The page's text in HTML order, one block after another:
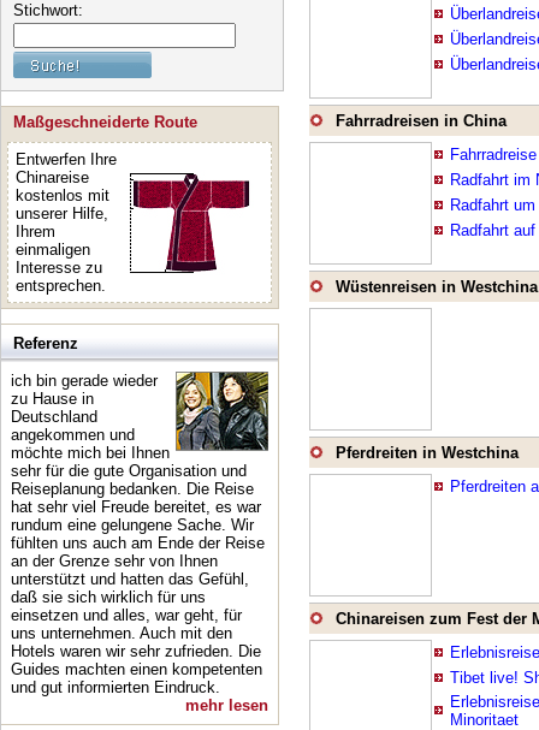
Stichwort:
Maßgeschneiderte Route
Entwerfen Ihre
Chinareise
kostenlos mit
unserer Hilfe,
Ihrem
einmaligen
Interesse zu
entsprechen.
Referenz
ich bin gerade wieder
zu Hause in
Deutschland
angekommen und
möchte mich bei Ihnen
sehr für die gute Organisation und
Reiseplanung bedanken. Die Reise
hat sehr viel Freude bereitet, es war
rundum eine gelungene Sache. Wir
fühlten uns auch am Ende der Reise
an der Grenze sehr von Ihnen
unterstützt und hatten das Gefühl,
daß sie sich wirklich für uns
einsetzen und alles, war geht, für
uns unternehmen. Auch mit den
Hotels waren wir sehr zufrieden. Die
Guides machten einen kompetenten
und gut informierten Eindruck.
mehr lesen
Fahrradreisen in China
Radfahrt im
Radfahrt
Radfahrt
Wüstenreisen in Westchina
Pferdreiten in Westchina
Pferdreiten
Chinareisen zum Fest der
Tibet live!
Minoritaet